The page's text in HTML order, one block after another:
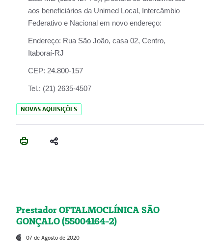
aos beneficiários da Unimed Local, Intercâmbio
Federativo e Nacional em novo endereço:
Endereço: Rua São João, casa 02, Centro,
Itaboraí-RJ
CEP: 24.800-157
Tel.: (21) 2635-4507
NOVAS AQUISIÇÕES
Prestador OFTALMOCLÍNICA SÃO
GONÇALO (55004164-2)
07 de Agosto de 2020